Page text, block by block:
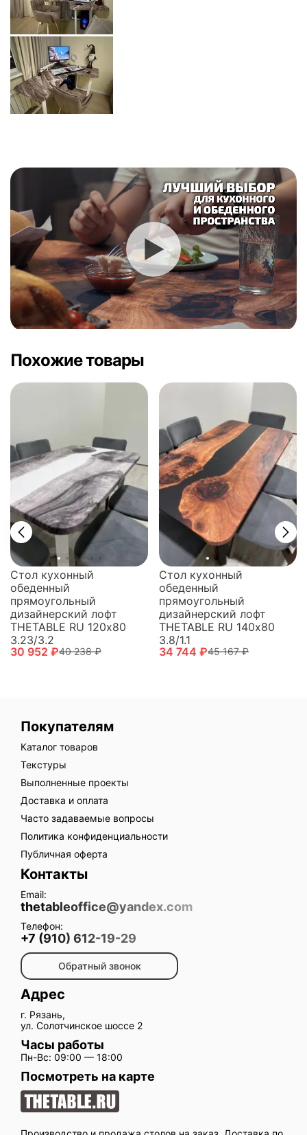
Похожие товары
Стол кухонный
обеденный
прямоугольный
дизайнерский лофт
THETABLE RU 120х80
3.23/3.2
30 952 ₽40 238 ₽
Стол кухонный
обеденный
прямоугольный
дизайнерский лофт
THETABLE RU 140х80
3.8/1.1
34 744 ₽45 167 ₽
Покупателям
Каталог товаров
Текстуры
Выполненные проекты
Доставка и оплата
Часто задаваемые вопросы
Политика конфиденциальности
Публичная оферта
Контакты
Email:
thetableoffice@yandex.com
Телефон:
+7 (910) 612-19-29
Обратный звонок
Адрес
г. Рязань,
ул. Солотчинское шоссе 2
Часы работы
Пн-Вс: 09:00 — 18:00
Посмотреть на карте